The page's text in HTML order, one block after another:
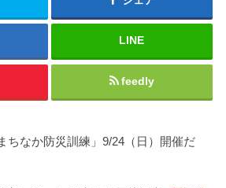
LINE
feedly
ちなか防災訓練」9/24（日）開催だ